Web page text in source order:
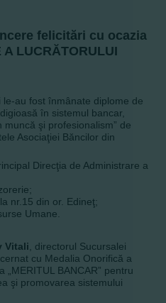
felicitări cu ocazia
LUCRĂTORULUI
au fost înmânate diplome de
în sistemul bancar,
şi profesionalism” de
Asociaţiei Băncilor din
Direcţia de Administrare a
nr.15 din or. Edineţ;
Umane.
Vitali , directorul Sucursalei
cu Medalia Onorifică a
„MERITUL BANCAR” pentru
şi promovarea sistemului